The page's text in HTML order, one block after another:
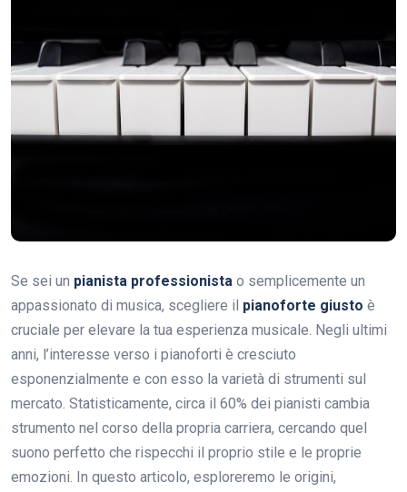
Se sei un pianista professionista o semplicemente un
appassionato di musica, scegliere il pianoforte giusto è
cruciale per elevare la tua esperienza musicale. Negli ultimi
anni, l’interesse verso i pianoforti è cresciuto
esponenzialmente e con esso la varietà di strumenti sul
mercato. Statisticamente, circa il 60% dei pianisti cambia
strumento nel corso della propria carriera, cercando quel
suono perfetto che rispecchi il proprio stile e le proprie
emozioni. In questo articolo, esploreremo le origini,